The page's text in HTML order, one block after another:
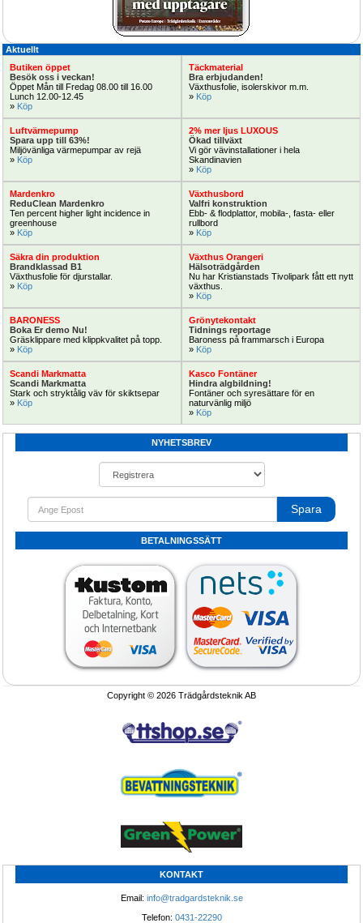
Självgående regntåg RollcarT-V för
bevattning med kraftig turbindrift 33-
Parkbänk tillverkad i Lärk eller Ek
Uppdatera rastplatser
Köp Nu!
Växthus SCANDI® EasyArt längd
20m,30m,60m
Nu paketerbjudande växthus
SCANDI
Håll rätt temp
Blomsterkyl öppen eller inklädd med
dörrar
Se till att blommorna håller längre
Köp Nu!
Befuktning & kylning Trädgård kit
Basic för standard vattentryck
Extra!
Mobil spruta pan 300, 300liter 170bar
100m slang
Högtrycksspruta 170bar 100meter
Techno
Planteringsrobot, såmaskin, bevramp,
Maskiner-Urbinati/Sitec
Planteringsrobot och såmaskiner
Urbinati / Sitec
Beställ Nu!
Bevattningsmaskin JOLLY BEV
Bevattningsmaskiner som ger säker
bevattning
Tillfälle!
skugghall
Ansiktsmask Gasmask helmask,
Andningsmask för damm, virus och
skydd
Aktuellt
Butiken öppet
Besök oss i veckan!
Öppet Mån till Fredag 08.00 till 16.00
Lunch 12.00-12.45
» Köp
Täckmaterial
Bra erbjudanden!
Växthusfolie, isolerskivor m.m.
» Köp
Luftvärmepump
Spara upp till 63%!
Miljövänliga värmepumpar av rejä
» Köp
2% mer ljus LUXOUS
Ökad tillväxt
Vi gör vävinstallationer i hela
Skandinavien
» Köp
Mardenkro
ReduClean Mardenkro
Ten percent higher light incidence in
greenhouse
» Köp
Växthusbord
Valfri konstruktion
Ebb- & flodplattor, mobila-, fasta- eller
rullbord
» Köp
Säkra din produktion
Brandklassad B1
Växthusfolie för djurstallar.
» Köp
Växthus Orangeri
Hälsoträdgården
Nu har Kristianstads Tivolipark fått ett nytt
växthus.
» Köp
BARONESS
Boka Er demo Nu!
Gräsklippare med klippkvalitet på topp.
» Köp
Grönytekontakt
Tidnings reportage
Baroness på frammarsch i Europa
» Köp
Scandi Markmatta
Scandi Markmatta
Stark och stryktålig väv för skiktsepar
» Köp
Kasco Fontäner
Hindra algbildning!
Fontäner och syresättare för en
naturvänlig miljö
» Köp
NYHETSBREV
Spara
BETALNINGSSÄTT
Copyright © 2026 Trädgårdsteknik AB
KONTAKT
Email: info@tradgardsteknik.se
Telefon: 0431-22290